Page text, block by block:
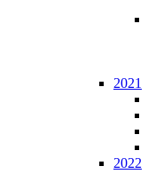
2021
2022